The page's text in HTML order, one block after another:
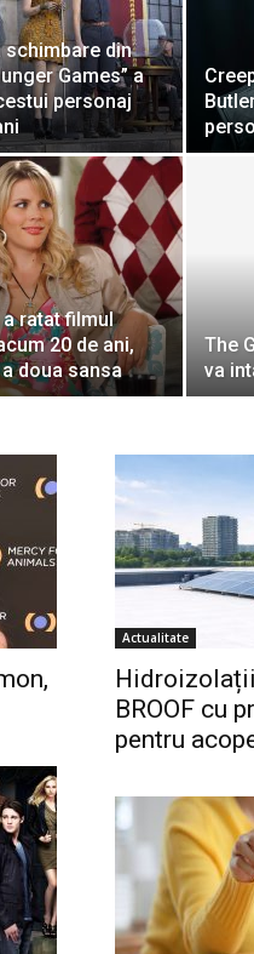
schimbare din
Games” a
personaj
ratat filmul
20 de ani,
doua sansa
The
va
Actualitate
BROOF cu
pentru